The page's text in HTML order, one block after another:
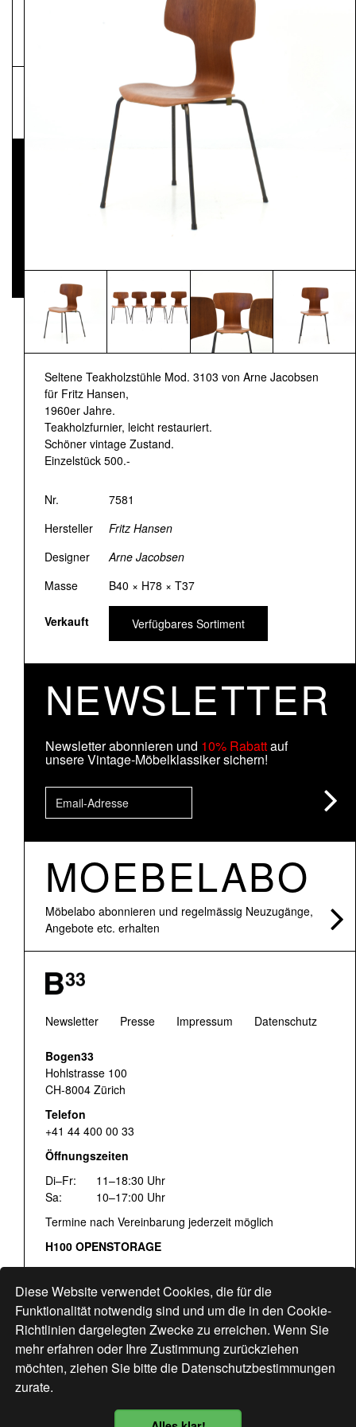
Diese Website verwendet Cookies, die für die
Funktionalität notwendig sind und um die in den Cookie-
Richtlinien dargelegten Zwecke zu erreichen. Wenn Sie
mehr erfahren oder Ihre Zustimmung zurückziehen
möchten, ziehen Sie bitte die Datenschutzbestimmungen
zurate.
Seltene Teakholzstühle Mod. 3103 von Arne Jacobsen
für Fritz Hansen,
1960er Jahre.
Teakholzfurnier, leicht restauriert.
Schöner vintage Zustand.
Einzelstück 500.-
Nr.
7581
Hersteller
Fritz Hansen
Designer
Arne Jacobsen
Masse
B40 × H78 × T37
Verkauft Verfügbares Sortiment
NEWSLETTER
Newsletter abonnieren und 10% Rabattauf
unsere Vintage-Möbelklassiker sichern!
MOEBELABO
Möbelabo abonnieren und regelmässig Neuzugänge,
Angebote etc. erhalten
Newsletter Presse Impressum Datenschutz
Bogen33
Hohlstrasse 100
CH-8004 Zürich
Telefon
+41 44 400 00 33
Öffnungszeiten
Di–Fr:
11–18:30 Uhr
Sa:
10–17:00 Uhr
Termine nach Vereinbarung jederzeit möglich
H100 OPENSTORAGE
Fr:
16:00–18:30 Uhr
Sa: 12:00–17:00 Uhr
Hohlstrasse 122
www.bogen33.ch
Pressematerial